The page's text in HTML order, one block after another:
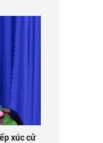
xúc cử